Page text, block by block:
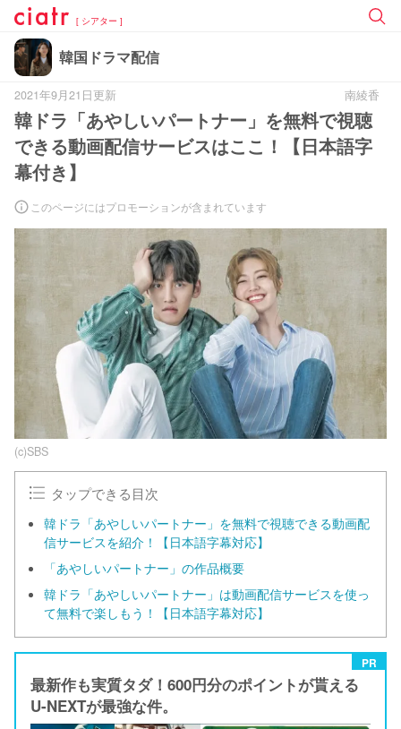
[ シアター ]
韓国ドラマ配信
2021年9月21日更新 南綾香
韓ドラ「あやしいパートナー」を無料で視聴
できる動画配信サービスはここ！【日本語字
幕付き】
このページにはプロモーションが含まれています
(c)SBS
タップできる目次
韓ドラ「あやしいパートナー」を無料で視聴できる動画配
信サービスを紹介！【日本語字幕対応】
「あやしいパートナー」の作品概要
韓ドラ「あやしいパートナー」は動画配信サービスを使っ
て無料で楽しもう！【日本語字幕対応】
PR
最新作も実質タダ！600円分のポイントが貰える
U-NEXTが最強な件。